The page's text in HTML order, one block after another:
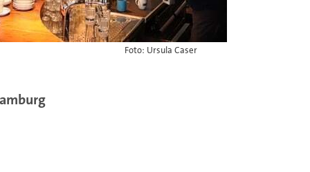
Foto: Ursula Caser